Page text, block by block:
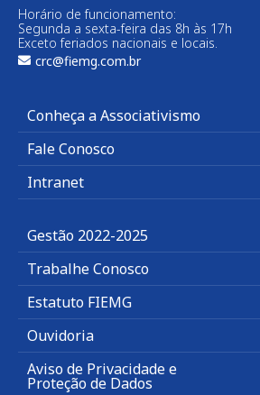
Horário de funcionamento:
Segunda a sexta-feira das 8h às 17h
Exceto feriados nacionais e locais.
crc@fiemg.com.br
Conheça a Associativismo
Fale Conosco
Intranet
Gestão 2022-2025
Trabalhe Conosco
Estatuto FIEMG
Ouvidoria
Aviso de Privacidade e
Proteção de Dados